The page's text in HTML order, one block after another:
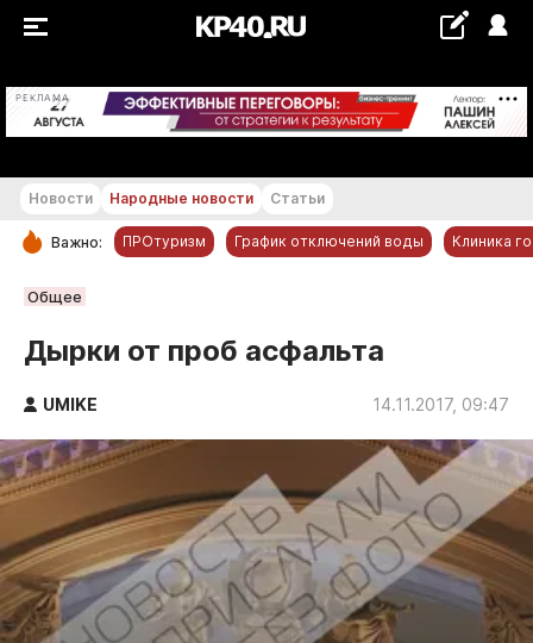
РЕКЛАМА +19...+20 °С
РУБРИКИ
Новости компаний
Статьи
Народные новости
Авто и транспорт
Благоустройство
Криминал
Культура
Недвижимость и ЖКХ
Новости Народные новости Статьи
Важно: ПРОтуризм График отключений воды Клиника
Общее
Дырки от проб асфальта
UMIKE 14.11.2017, 09:47